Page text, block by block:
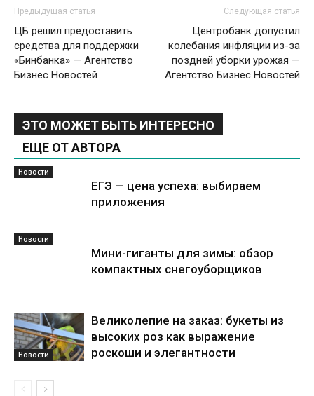
Предыдущая статья
ЦБ решил предоставить
средства для поддержки
«Бинбанка» — Агентство
Бизнес Новостей
Следующая статья
Центробанк допустил
колебания инфляции из-за
поздней уборки урожая —
Агентство Бизнес Новостей
ЭТО МОЖЕТ БЫТЬ ИНТЕРЕСНО
ЕЩЕ ОТ АВТОРА
Новости
ЕГЭ — цена успеха: выбираем
приложения
Новости
Мини-гиганты для зимы: обзор
компактных снегоуборщиков
Новости
Великолепие на заказ: букеты из
высоких роз как выражение
роскоши и элегантности